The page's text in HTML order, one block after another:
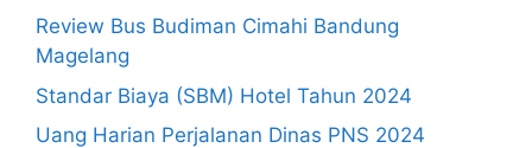
Review Bus Budiman Cimahi Bandung
Magelang
Standar Biaya (SBM) Hotel Tahun 2024
Uang Harian Perjalanan Dinas PNS 2024